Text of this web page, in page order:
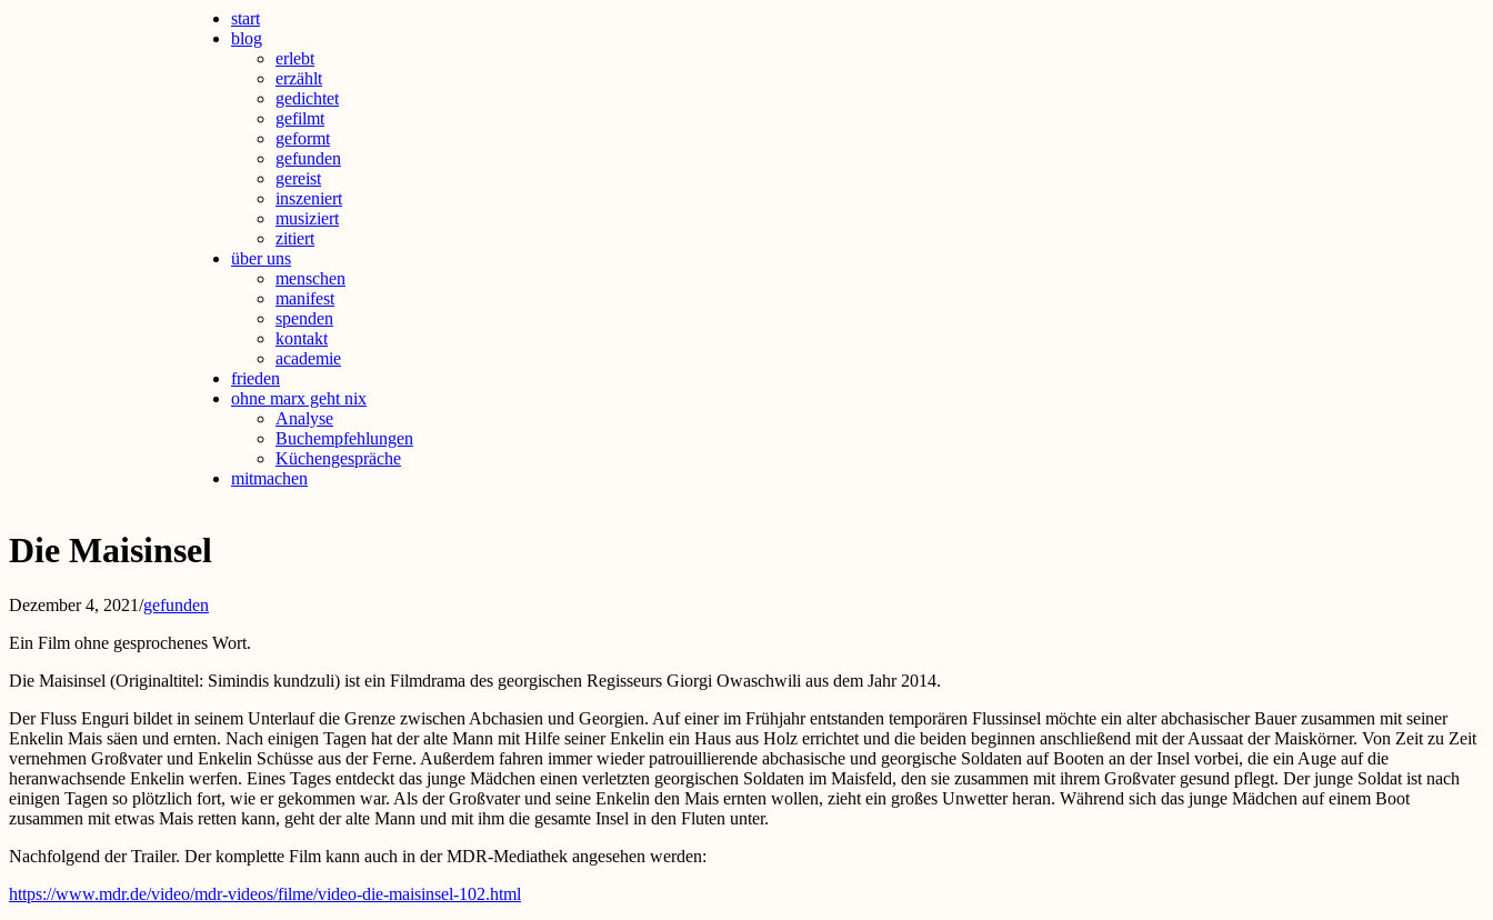
start
blog
erlebt
erzählt
gedichtet
gefilmt
geformt
gefunden
gereist
inszeniert
musiziert
zitiert
über uns
menschen
manifest
spenden
kontakt
academie
frieden
ohne marx geht nix
Analyse
Buchempfehlungen
Küchengespräche
mitmachen
Die Maisinsel
Dezember 4, 2021/gefunden
Ein Film ohne gesprochenes Wort.
Die Maisinsel (Originaltitel: Simindis kundzuli) ist ein Filmdrama des georgischen Regisseurs Giorgi Owaschwili aus dem Jahr 2014.
Der Fluss Enguri bildet in seinem Unterlauf die Grenze zwischen Abchasien und Georgien. Auf einer im Frühjahr entstanden temporären Flussinsel möchte ein alter abchasischer Bauer zusammen mit seiner
Enkelin Mais säen und ernten. Nach einigen Tagen hat der alte Mann mit Hilfe seiner Enkelin ein Haus aus Holz errichtet und die beiden beginnen anschließend mit der Aussaat der Maiskörner. Von Zeit zu Zeit
vernehmen Großvater und Enkelin Schüsse aus der Ferne. Außerdem fahren immer wieder patrouillierende abchasische und georgische Soldaten auf Booten an der Insel vorbei, die ein Auge auf die
heranwachsende Enkelin werfen. Eines Tages entdeckt das junge Mädchen einen verletzten georgischen Soldaten im Maisfeld, den sie zusammen mit ihrem Großvater gesund pflegt. Der junge Soldat ist nach
einigen Tagen so plötzlich fort, wie er gekommen war. Als der Großvater und seine Enkelin den Mais ernten wollen, zieht ein großes Unwetter heran. Während sich das junge Mädchen auf einem Boot
zusammen mit etwas Mais retten kann, geht der alte Mann und mit ihm die gesamte Insel in den Fluten unter.
Nachfolgend der Trailer. Der komplette Film kann auch in der MDR-Mediathek angesehen werden:
https://www.mdr.de/video/mdr-videos/filme/video-die-maisinsel-102.html